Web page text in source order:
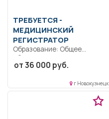
ТРЕБУЕТСЯ -
МЕДИЦИНСКИЙ
РЕГИСТРАТОР
Образование: Общее
образование.. Правила
организации работы
от 36 000 руб.
г Новокузнецк